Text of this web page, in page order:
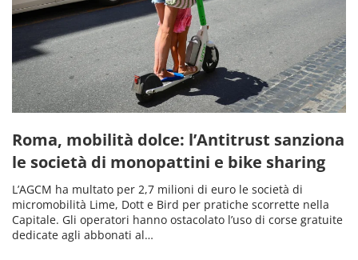
Roma, mobilità dolce: l’Antitrust sanziona
le società di monopattini e bike sharing
L’AGCM ha multato per 2,7 milioni di euro le società di
micromobilità Lime, Dott e Bird per pratiche scorrette nella
Capitale. Gli operatori hanno ostacolato l’uso di corse gratuite
dedicate agli abbonati al…